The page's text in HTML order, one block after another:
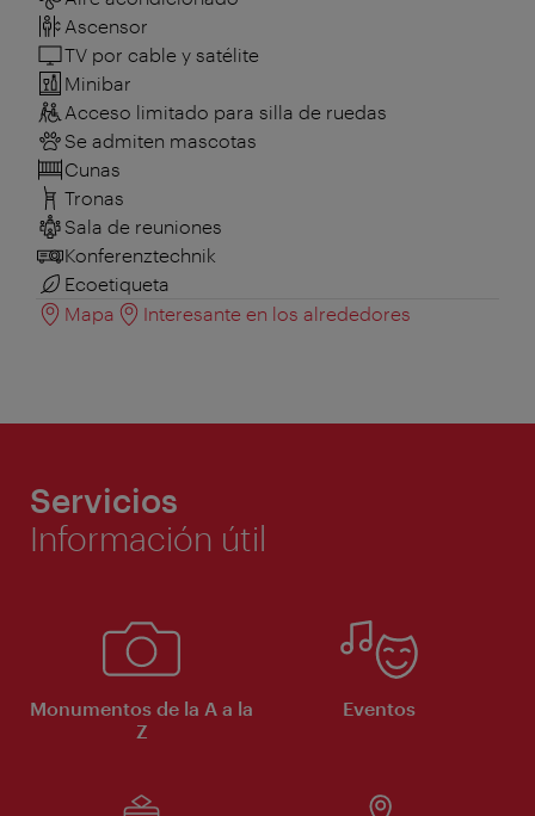
Ascensor
TV por cable y satélite
Minibar
Acceso limitado para silla de ruedas
Se admiten mascotas
Cunas
Tronas
Sala de reuniones
Konferenztechnik
Ecoetiqueta
Mapa
Interesante en los alrededores
Servicios
Información útil
Monumentos de la A a la
Z
Eventos